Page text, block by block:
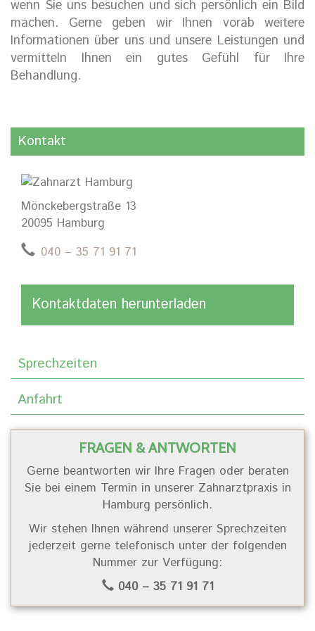
wenn Sie uns besuchen und sich persönlich ein Bild
machen. Gerne geben wir Ihnen vorab weitere
Informationen über uns und unsere Leistungen und
vermitteln Ihnen ein gutes Gefühl für Ihre
Behandlung.
Kontakt
Mönckebergstraße 13
20095 Hamburg
040 – 35 71 91 71
Kontaktdaten herunterladen
Sprechzeiten
Anfahrt
FRAGEN & ANTWORTEN
Gerne beantworten wir Ihre Fragen oder beraten
Sie bei einem Termin in unserer Zahnarztpraxis in
Hamburg persönlich.
Wir stehen Ihnen während unserer Sprechzeiten
jederzeit gerne telefonisch unter der folgenden
Nummer zur Verfügung:
040 – 35 71 91 71